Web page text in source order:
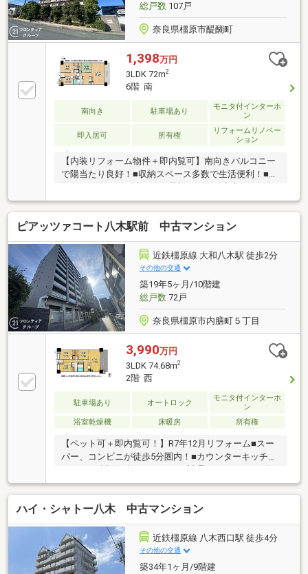
総戸数107戸
奈良県橿原市醍醐町
1,398万円
3LDK 72m2
6階 南
南向き 駐車場あり
モニタ付インターホ
ン
即入居可 所有権
リフォームリノベー
ション
【内装リフォーム物件＋即内覧可】南向きバルコニー
で陽当たり良好！■収納スペース多数で生活便利！■対
器付きで家事もラクラク！
ピアッツァコート八木駅前 中古マンション
近鉄橿原線 大和八木駅 徒歩2分
その他の交通
築19年5ヶ月/10階建
総戸数72戸
奈良県橿原市内膳町５丁目
3,990万円
3LDK 74.68m2
2階 西
駐車場あり オートロック
モニタ付インターホ
ン
浴室乾燥機
床暖房 所有権
【ペット可＋即内覧可！】R7年12月リフォーム■スー
パー、コンビニが徒歩5分圏内！■カウンターキッチン
洗機付で、洗い物の負担を軽減できますね
ハイ・シャトー八木 中古マンション
近鉄橿原線 八木西口駅 徒歩4分
その他の交通
築34年1ヶ月/9階建